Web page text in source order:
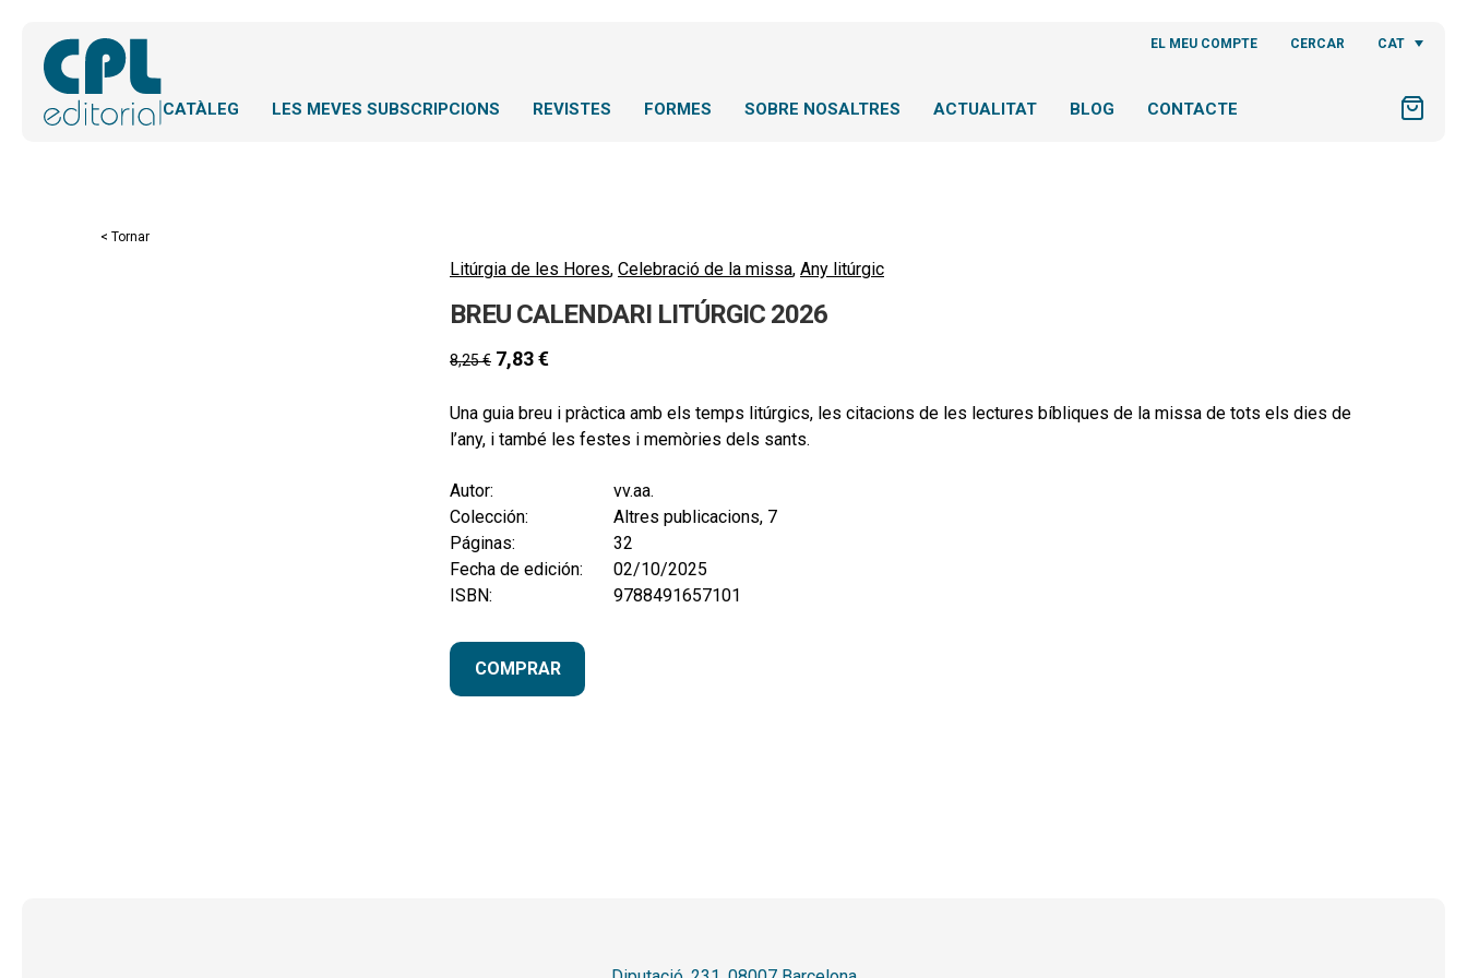
EL MEU COMPTE CERCAR CAT
CATÀLEG LES MEVES SUBSCRIPCIONS REVISTES FORMES SOBRE NOSALTRES ACTUALITAT BLOG CONTACTE
< Tornar
Litúrgia de les Hores, Celebració de la missa, Any litúrgic
BREU CALENDARI LITÚRGIC 2026
8,25€ 7,83€
Una guia breu i pràctica amb els temps litúrgics, les citacions de les lectures bíbliques de la missa de tots els dies de
l’any, i també les festes i memòries dels sants.
Autor:
vv.aa.
Colección:
Altres publicacions, 7
Páginas:
32
Fecha de edición:
02/10/2025
ISBN:
9788491657101
COMPRAR